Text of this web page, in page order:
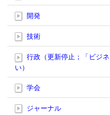
開発
技術
行政（更新停止；「ビジ
い）
学会
ジャーナル